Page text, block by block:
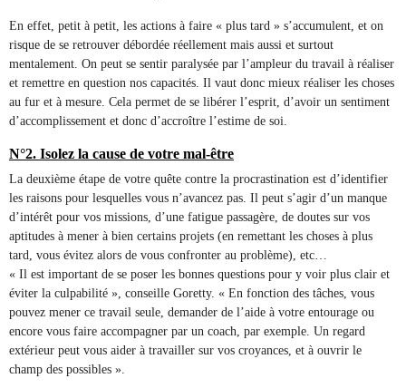
En effet, petit à petit, les actions à faire « plus tard » s’accumulent, et on
risque de se retrouver débordée réellement mais aussi et surtout
mentalement. On peut se sentir paralysée par l’ampleur du travail à réaliser
et remettre en question nos capacités. Il vaut donc mieux réaliser les choses
au fur et à mesure. Cela permet de se libérer l’esprit, d’avoir un sentiment
d’accomplissement et donc d’accroître l’estime de soi.
N°2. Isolez la cause de votre mal-être
La deuxième étape de votre quête contre la procrastination est d’identifier
les raisons pour lesquelles vous n’avancez pas. Il peut s’agir d’un manque
d’intérêt pour vos missions, d’une fatigue passagère, de doutes sur vos
aptitudes à mener à bien certains projets (en remettant les choses à plus
tard, vous évitez alors de vous confronter au problème), etc…
« Il est important de se poser les bonnes questions pour y voir plus clair et
éviter la culpabilité », conseille Goretty. « En fonction des tâches, vous
pouvez mener ce travail seule, demander de l’aide à votre entourage ou
encore vous faire accompagner par un coach, par exemple. Un regard
extérieur peut vous aider à travailler sur vos croyances, et à ouvrir le
champ des possibles ».